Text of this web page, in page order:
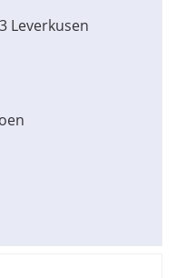
Leverkusen